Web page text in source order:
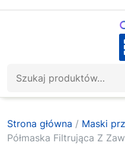
Strona główna / Maski
Półmaska Filtrująca Z